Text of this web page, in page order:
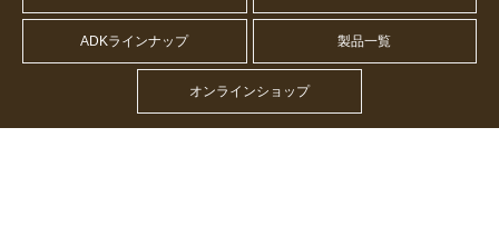
ADKラインナップ 製品一覧
オンラインショップ